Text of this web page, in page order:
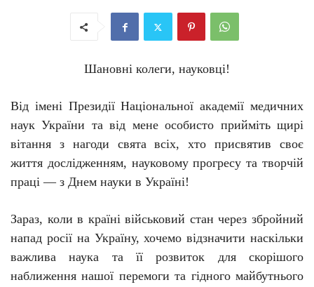
Шановні колеги, науковці!
Від імені Президії Національної академії медичних
наук України та від мене особисто прийміть щирі
вітання з нагоди свята всіх, хто присвятив своє
життя дослідженням, науковому прогресу та творчій
праці — з Днем науки в Україні!
Зараз, коли в країні військовий стан через збройний
напад росії на Україну, хочемо відзначити наскільки
важлива наука та її розвиток для скорішого
наближення нашої перемоги та гідного майбутнього